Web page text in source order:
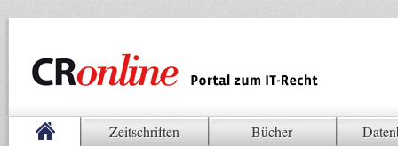
Zeitschriften Bücher